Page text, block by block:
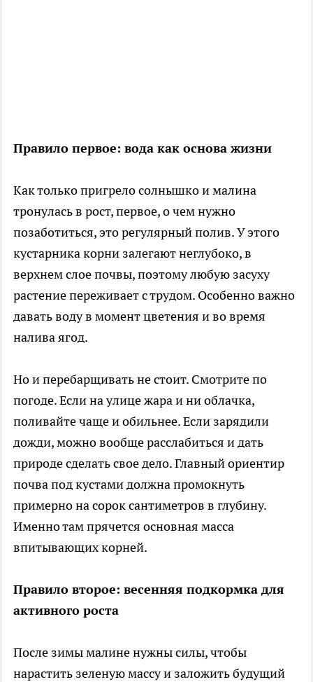
Правило первое: вода как основа жизни
Как только пригрело солнышко и малина
тронулась в рост, первое, о чем нужно
позаботиться, это регулярный полив. У этого
кустарника корни залегают неглубоко, в
верхнем слое почвы, поэтому любую засуху
растение переживает с трудом. Особенно важно
давать воду в момент цветения и во время
налива ягод.
Но и перебарщивать не стоит. Смотрите по
погоде. Если на улице жара и ни облачка,
поливайте чаще и обильнее. Если зарядили
дожди, можно вообще расслабиться и дать
природе сделать свое дело. Главный ориентир
почва под кустами должна промокнуть
примерно на сорок сантиметров в глубину.
Именно там прячется основная масса
впитывающих корней.
Правило второе: весенняя подкормка для
активного роста
После зимы малине нужны силы, чтобы
нарастить зеленую массу и заложить будущий